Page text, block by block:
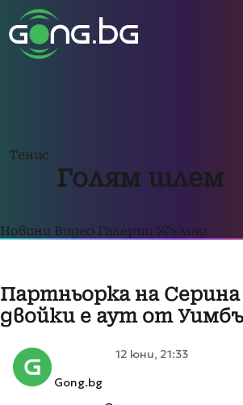
Тенис
Голям шлем
Новини Видео Галерии Жълто
Партньорка на
двойки е аут от
Gong.bg
12 юни, 21:33